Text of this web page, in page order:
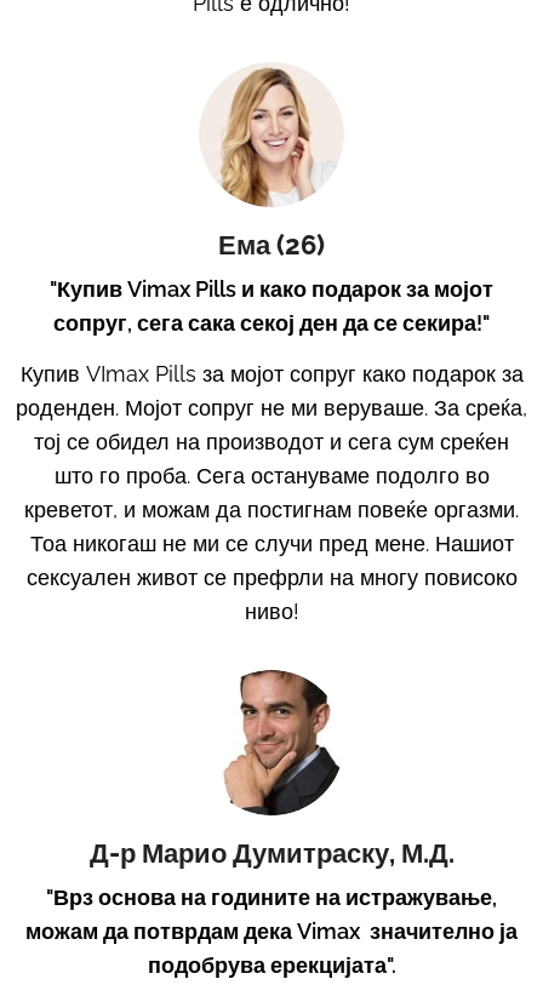
Ема (26)
"Купив Vimax Pills и како подарок за мојот
сопруг, сега сака секој ден да се секира!"
Купив VImax Pills за мојот сопруг како подарок за
роденден. Мојот сопруг не ми веруваше. За среќа,
тој се обидел на производот и сега сум среќен
што го проба. Сега остануваме подолго во
креветот, и можам да постигнам повеќе оргазми.
Тоа никогаш не ми се случи пред мене. Нашиот
сексуален живот се префрли на многу повисоко
ниво!
Д-р Марио Думитраску, М.Д.
"Врз основа на годините на истражување,
можам да потврдам дека Vimax значително ја
подобрува ерекцијата".